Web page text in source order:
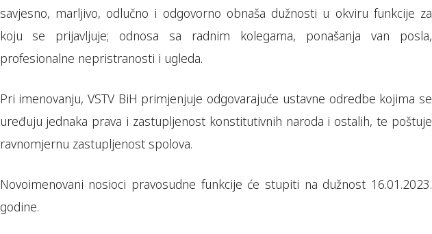
savjesno, marljivo, odlučno i odgovorno obnaša dužnosti u okviru funkcije za
koju se prijavljuje; odnosa sa radnim kolegama, ponašanja van posla,
profesionalne nepristranosti i ugleda.
Pri imenovanju, VSTV BiH primjenjuje odgovarajuće ustavne odredbe kojima se
uređuju jednaka prava i zastupljenost konstitutivnih naroda i ostalih, te poštuje
ravnomjernu zastupljenost spolova.
Novoimenovani nosioci pravosudne funkcije će stupiti na dužnost 16.01.2023.
godine.